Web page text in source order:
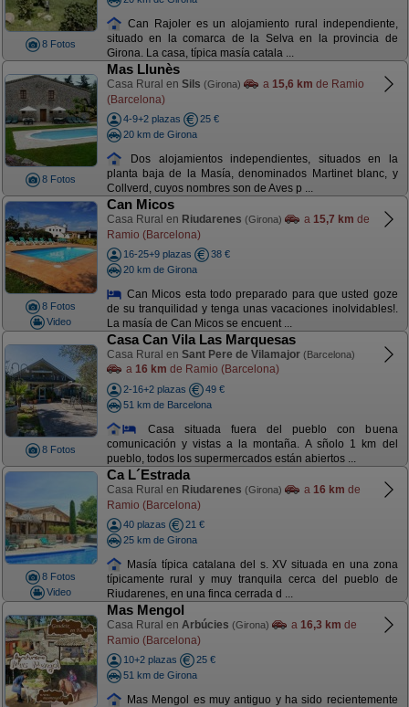
8 Fotos
Can Rajoler es un alojamiento rural independiente,
situado en la comarca de la Selva en la provincia de
Girona. La casa, típica masía catala ...
8 Fotos
Mas Llunès
Casa Rural en Sils (Girona) a 15,6 km de Ramio
(Barcelona)
4-9+2 plazas
25 €
20 km de Girona
Dos alojamientos independientes, situados en la
planta baja de la Masía, denominados Martinet blanc, y
Collverd, cuyos nombres son de Aves p ...
8 Fotos
Video
Can Micos
Casa Rural en Riudarenes (Girona) a 15,7 km de
Ramio (Barcelona)
16-25+9 plazas
38 €
20 km de Girona
Can Micos esta todo preparado para que usted goze
de su tranquilidad y tenga unas vacaciones inolvidables!.
La masía de Can Micos se encuent ...
8 Fotos
Casa Can Vila Las Marquesas
Casa Rural en Sant Pere de Vilamajor (Barcelona)
a 16 km de Ramio (Barcelona)
2-16+2 plazas
49 €
51 km de Barcelona
Casa situada fuera del pueblo con buena
comunicación y vistas a la montaña. A sñolo 1 km del
pueblo, todos los supermercados están abiertos ...
8 Fotos
Video
Ca L´Estrada
Casa Rural en Riudarenes (Girona) a 16 km de
Ramio (Barcelona)
40 plazas
21 €
25 km de Girona
Masía típica catalana del s. XV situada en una zona
típicamente rural y muy tranquila cerca del pueblo de
Riudarenes, en una finca cerrada d ...
Mas Mengol
Casa Rural en Arbúcies (Girona) a 16,3 km de
Ramio (Barcelona)
10+2 plazas
25 €
51 km de Girona
Mas Mengol es muy antiguo y ha sido recientemente